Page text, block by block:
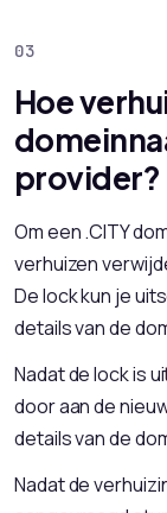
Hoe
provider?
Om een .CITY
verhuizen
De lock kun je
details van de
Nadat de lock is
door aan de
details van de
Nadat de